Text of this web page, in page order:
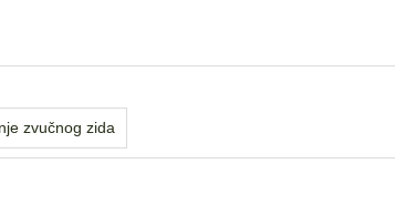
zvučnog zida